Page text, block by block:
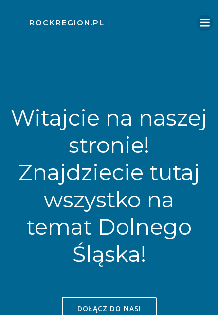
ROCKREGION.PL
Witajcie na naszej
stronie!
Znajdziecie tutaj
wszystko na
temat Dolnego
Śląska!
DOŁĄCZ DO NAS!